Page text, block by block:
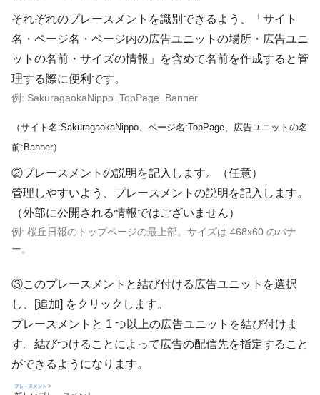
それぞれのプレースメントを識別できるよう、「サイト
名・ページ名・ページ内の広告ユニットの場所・広告ユニ
ットの名前・サイズの情報」を含めて名前を作成すると管
理する際に便利です。
例: SakuragaokaNippo_TopPage_Banner
（サイト名:SakuragaokaNippo、ページ名:TopPage、広告ユニットの名
前:Banner）
②プレースメントの説明を記入します。（任意）
管理しやすいよう、プレースメントの説明を記入します。
（外部に公開される情報ではございません）
例: 桜丘日報のトップページの最上部。サイズは 468x60 のバナ
ー。
③このプレースメントと結び付ける広告ユニットを選択
し、[追加] をクリックします。
プレースメントと 1 つ以上の広告ユニットを結び付けま
す。結びつけることによって広告の配信先を指定すること
ができるようになります。